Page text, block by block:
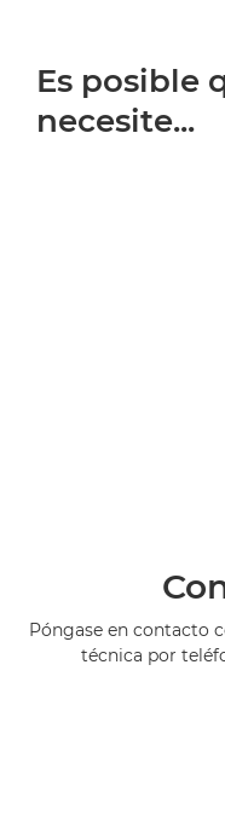
Es posible
necesite...
Póngase en contacto
técnica por